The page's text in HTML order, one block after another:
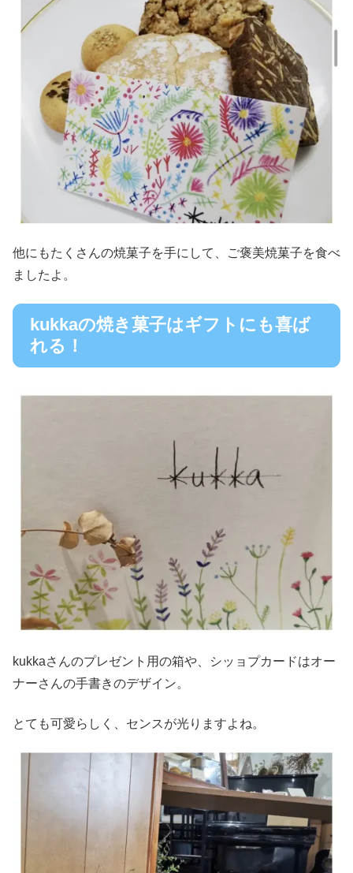
他にもたくさんの焼菓子を手にして、ご褒美焼菓子を食べ
ましたよ。
kukkaの焼き菓子はギフトにも喜ば
れる！
kukkaさんのプレゼント用の箱や、シッョプカードはオー
ナーさんの手書きのデザイン。
とても可愛らしく、センスが光りますよね。